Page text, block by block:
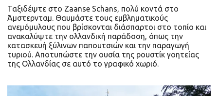
Ταξιδέψτε στο Zaanse Schans, πολύ κοντά στο
Άμστερνταμ. Θαυμάστε τους εμβληματικούς
ανεμόμυλους που βρίσκονται διάσπαρτοι στο τοπίο και
ανακαλύψτε την ολλανδική παράδοση, όπως την
κατασκευή ξύλινων παπουτσιών και την παραγωγή
τυριού. Αποτυπώστε την ουσία της ρουστίκ γοητείας
της Ολλανδίας σε αυτό το γραφικό χωριό.